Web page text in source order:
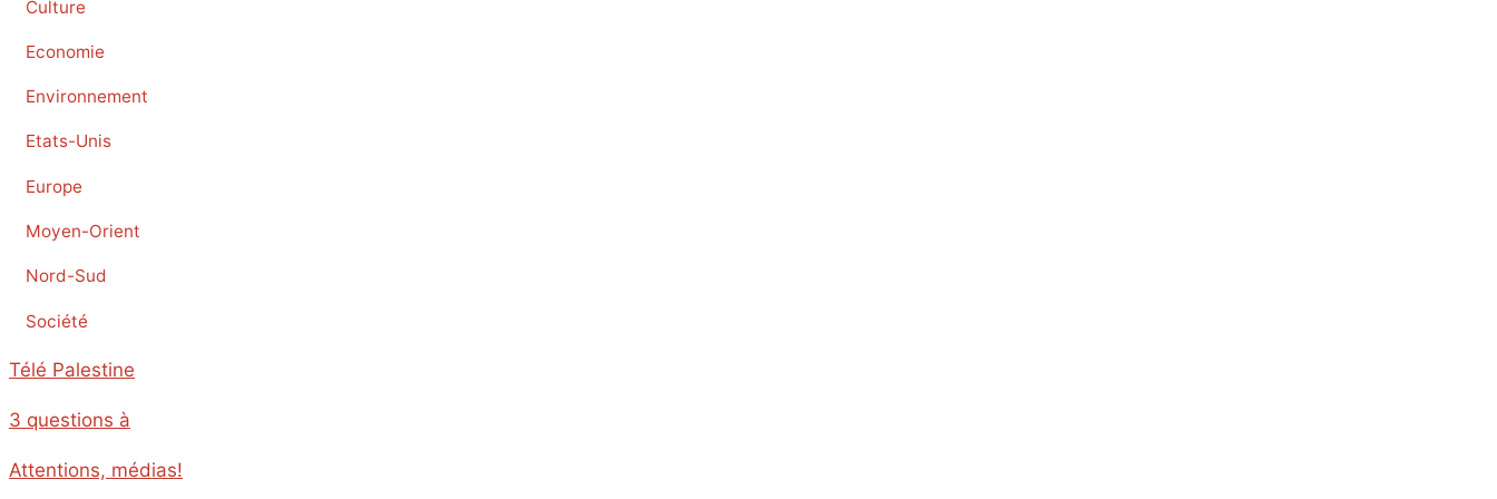
Culture
Economie
Environnement
Etats-Unis
Europe
Moyen-Orient
Nord-Sud
Société
Télé Palestine
3 questions à
Attentions, médias!